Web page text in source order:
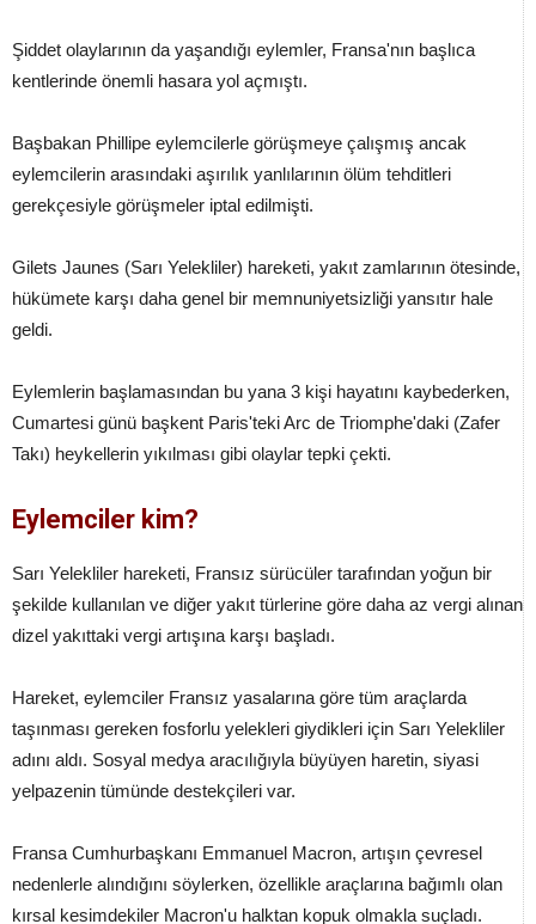
Şiddet olaylarının da yaşandığı eylemler, Fransa'nın başlıca
kentlerinde önemli hasara yol açmıştı.
Başbakan Phillipe eylemcilerle görüşmeye çalışmış ancak
eylemcilerin arasındaki aşırılık yanlılarının ölüm tehditleri
gerekçesiyle görüşmeler iptal edilmişti.
Gilets Jaunes (Sarı Yelekliler) hareketi, yakıt zamlarının ötesinde,
hükümete karşı daha genel bir memnuniyetsizliği yansıtır hale
geldi.
Eylemlerin başlamasından bu yana 3 kişi hayatını kaybederken,
Cumartesi günü başkent Paris'teki Arc de Triomphe'daki (Zafer
Takı) heykellerin yıkılması gibi olaylar tepki çekti.
Eylemciler kim?
Sarı Yelekliler hareketi, Fransız sürücüler tarafından yoğun bir
şekilde kullanılan ve diğer yakıt türlerine göre daha az vergi alınan
dizel yakıttaki vergi artışına karşı başladı.
Hareket, eylemciler Fransız yasalarına göre tüm araçlarda
taşınması gereken fosforlu yelekleri giydikleri için Sarı Yelekliler
adını aldı. Sosyal medya aracılığıyla büyüyen haretin, siyasi
yelpazenin tümünde destekçileri var.
Fransa Cumhurbaşkanı Emmanuel Macron, artışın çevresel
nedenlerle alındığını söylerken, özellikle araçlarına bağımlı olan
kırsal kesimdekiler Macron'u halktan kopuk olmakla suçladı.